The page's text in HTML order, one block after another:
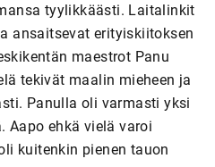
tyylikkäästi. Laitalinkit
ansaitsevat erityiskiitoksen
maestrot Panu
tekivät maalin mieheen ja
Panulla oli varmasti yksi
Aapo ehkä vielä varoi
kuitenkin pienen tauon